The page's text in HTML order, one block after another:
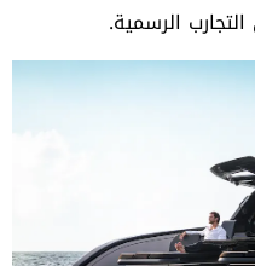
الرسمية.